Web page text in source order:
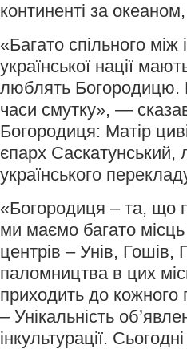
континенті за
«Багато спільного між
української нації
люблять Богородицю.
часи смутку», —
Богородиця: Матір
єпарх
українського
«Богородиця – та, що
ми маємо багато
центрів – Унів,
паломництва в цих
приходить до
– Унікальність
інкультурації.